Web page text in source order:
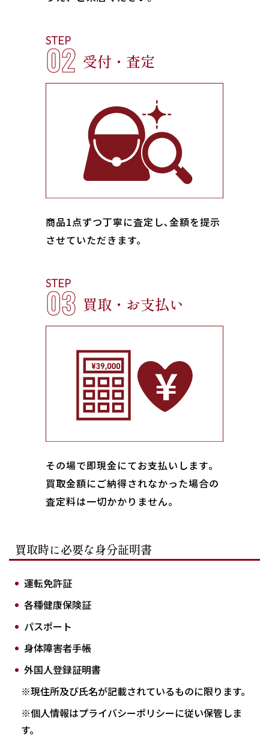
STEP
02 受付・査定
商品1点ずつ丁寧に査定し､金額を提示
させていただきます。
STEP
03 買取・お支払い
その場で即現金にてお支払いします｡
買取金額にご納得されなかった場合の
査定料は一切かかりません。
買取時に必要な身分証明書
運転免許証
各種健康保険証
パスポート
身体障害者手帳
外国人登録証明書
※現住所及び氏名が記載されているものに限ります。
※個人情報はプライバシーポリシーに従い保管しま
す。